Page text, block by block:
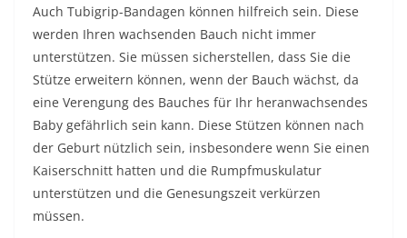
Auch Tubigrip-Bandagen können hilfreich sein. Diese
werden Ihren wachsenden Bauch nicht immer
unterstützen. Sie müssen sicherstellen, dass Sie die
Stütze erweitern können, wenn der Bauch wächst, da
eine Verengung des Bauches für Ihr heranwachsendes
Baby gefährlich sein kann. Diese Stützen können nach
der Geburt nützlich sein, insbesondere wenn Sie einen
Kaiserschnitt hatten und die Rumpfmuskulatur
unterstützen und die Genesungszeit verkürzen
müssen.